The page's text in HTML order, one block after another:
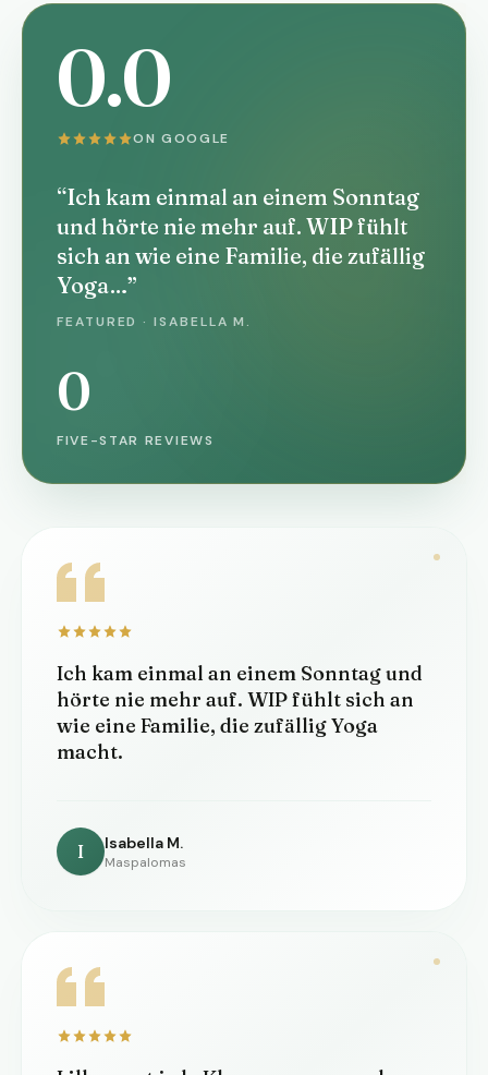
0.0
ON GOOGLE
“Ich kam einmal an einem Sonntag
und hörte nie mehr auf. WIP fühlt
sich an wie eine Familie, die zufällig
Yoga…”
FEATURED · ISABELLA M.
0
FIVE-STAR REVIEWS
Ich kam einmal an einem Sonntag und
hörte nie mehr auf. WIP fühlt sich an
wie eine Familie, die zufällig Yoga
macht.
I Isabella M.
Maspalomas